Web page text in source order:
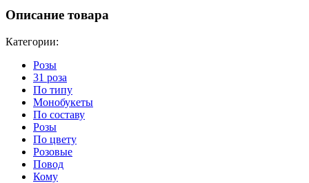
Описание товара
Категории:
Розы
31 роза
По типу
Монобукеты
По составу
Розы
По цвету
Розовые
Повод
Кому